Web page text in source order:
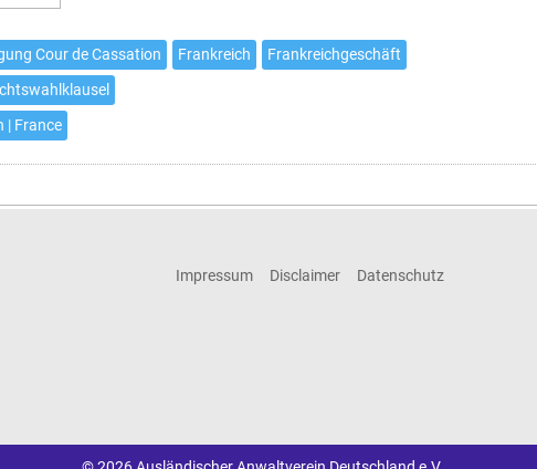
Ausgleich
in
Frankreich
auch
bei
Kündigung
Cour de Cassation Frankreich
Frankreichgeschäft
| France
Impressum Disclaimer Datenschutz